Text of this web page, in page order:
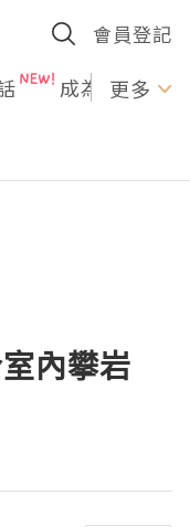
會員登記
成為U更多
內攀岩